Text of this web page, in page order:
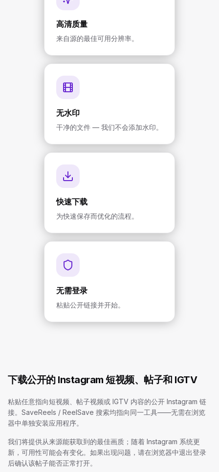
高清质量
来自源的最佳可用分辨率。
无水印
干净的文件 — 我们不会添加水印。
快速下载
为快速保存而优化的流程。
无需登录
粘贴公开链接并开始。
下载公开的 Instagram 短视频、帖子和 IGTV
粘贴任意指向短视频、帖子视频或 IGTV 内容的公开 Instagram 链
接。SaveReels / ReelSave 搜索均指向同一工具——无需在浏览
器中单独安装应用程序。
我们将提供从来源能获取到的最佳画质；随着 Instagram 系统更
新，可用性可能会有变化。如果出现问题，请在浏览器中退出登录
后确认该帖子能否正常打开。